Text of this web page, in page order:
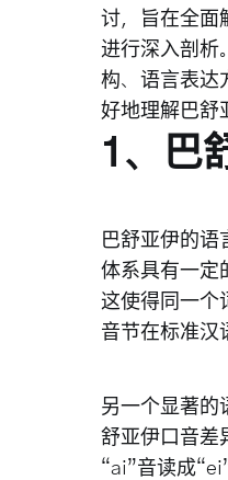
讨，旨在全面
进行深入剖析
构、语言表达
好地理解巴舒
1、巴
巴舒亚伊的语
体系具有一定
这使得同一个
音节在标准汉
另一个显著的
舒亚伊口音差
“ai”音读成